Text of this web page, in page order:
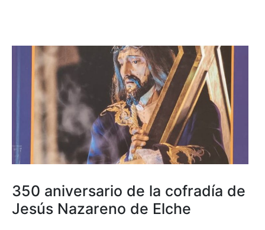
350 aniversario de la cofradía de
Jesús Nazareno de Elche